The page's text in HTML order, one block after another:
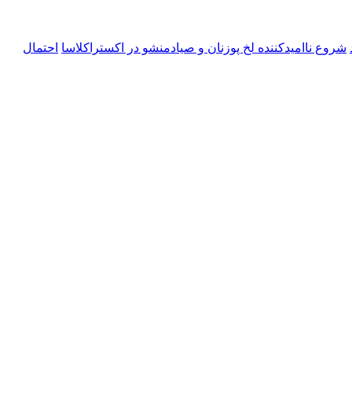
شروع ناامیدکننده لخ پوزنان و صیادمنشو در اکستراکلاسا احتمال